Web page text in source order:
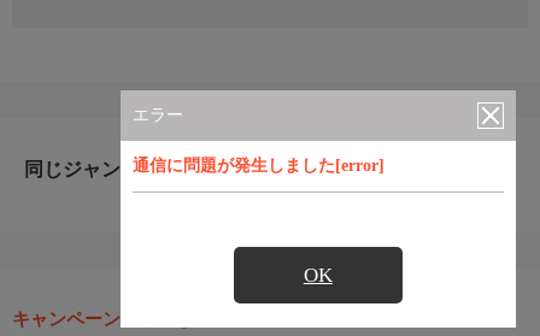
エラー
通信に問題が発生しました[error]
OK
同じジャンルのおすすめ番組
キャンペーン・お得な情報